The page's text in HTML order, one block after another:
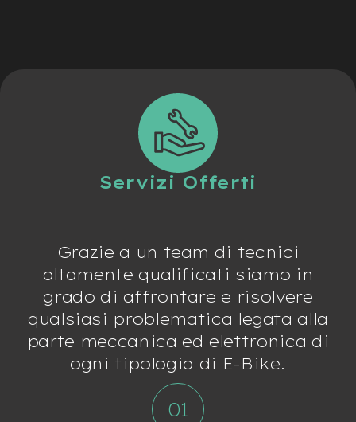
Servizi Offerti
Grazie a un team di tecnici
altamente qualificati siamo in
grado di affrontare e risolvere
qualsiasi problematica legata alla
parte meccanica ed elettronica di
ogni tipologia di E-Bike.